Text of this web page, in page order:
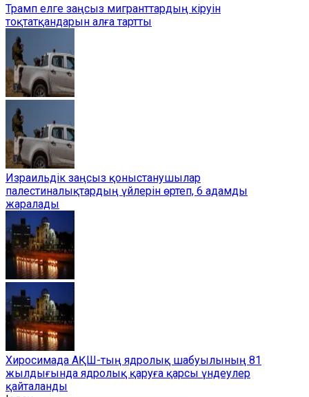
Трамп елге заңсыз мигранттардың кіруін
тоқтатқандарын алға тартты
Израильдік заңсыз қоныстанушылар
палестиналықтардың үйлерін өртеп, 6 адамды
жаралады
Хиросимада АҚШ-тың ядролық шабуылының 81
жылдығында ядролық қаруға қарсы үндеулер
қайталанды